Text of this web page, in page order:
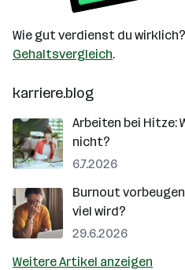
Wie gut verdienst du
Gehaltsvergleich.
karriere.blog
Arbeiten bei Hitze:
nicht?
6.7.2026
Burnout
viel wird?
29.6.2026
Weitere Artikel anzeigen